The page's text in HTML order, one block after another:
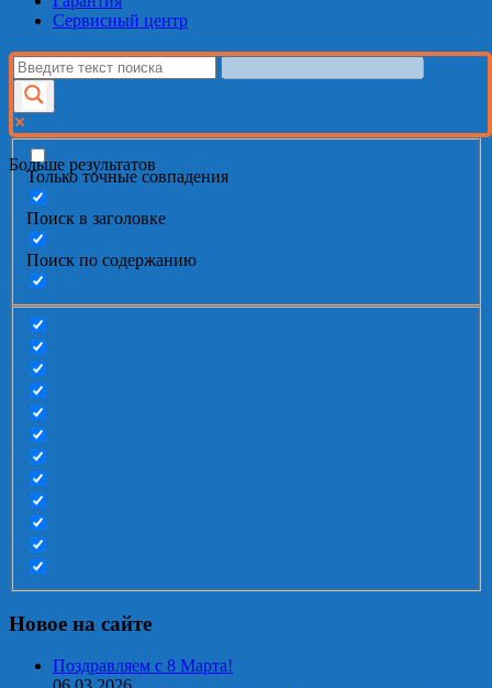
Сервисный центр
Больше результатов
Только точные совпадения
Поиск в заголовке
Поиск по содержанию
Новое на сайте
Поздравляем с 8 Марта!